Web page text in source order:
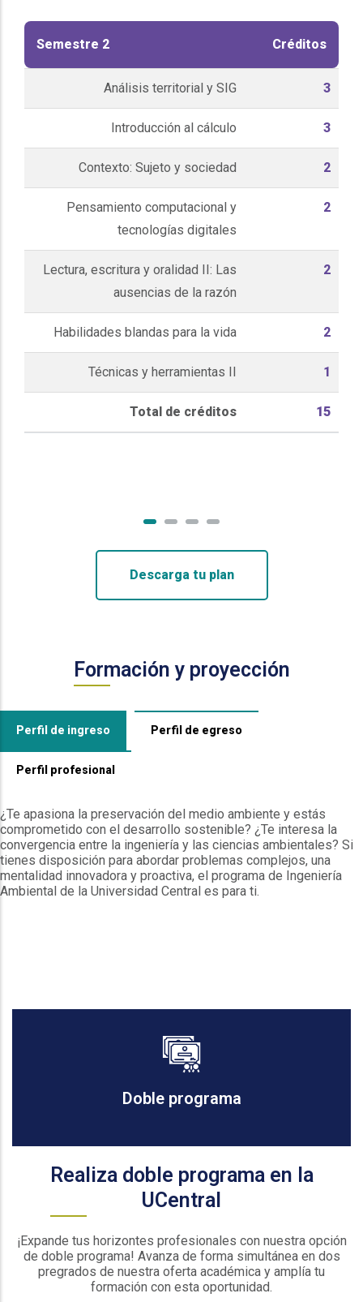
Semestre 2 Créditos
Análisis territorial y SIG 3
Introducción al cálculo 3
Contexto: Sujeto y sociedad 2
Pensamiento computacional y
tecnologías digitales
2
Lectura, escritura y oralidad II: Las
ausencias de la razón
2
Habilidades blandas para la vida 2
Técnicas y herramientas II 1
Total de créditos 15
Descarga tu plan
Formación y proyección
Perfil de ingreso Perfil de egreso
Perfil profesional
¿Te apasiona la preservación del medio ambiente y estás
comprometido con el desarrollo sostenible? ¿Te interesa la
convergencia entre la ingeniería y las ciencias ambientales? Si
tienes disposición para abordar problemas complejos, una
mentalidad innovadora y proactiva, el programa de Ingeniería
Ambiental de la Universidad Central es para ti.
Doble programa
Realiza doble programa en la
UCentral
¡Expande tus horizontes profesionales con nuestra opción
de doble programa! Avanza de forma simultánea en dos
pregrados de nuestra oferta académica y amplía tu
formación con esta oportunidad.